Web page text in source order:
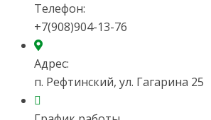
Телефон:
+7(908)904-13-76
Адрес:
п. Рефтинский, ул. Гагарина 25